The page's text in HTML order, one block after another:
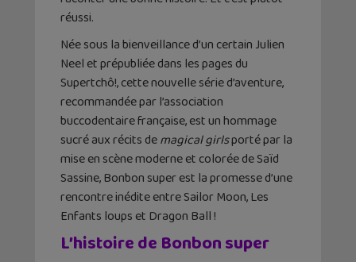
réussi.
Née sous la bienveillance d’un certain Julien
Neel et prépubliée dans les pages du
Supertchô!, cette nouvelle série d’aventure,
recommandée par l’association
buccodentaire française, est un hommage
sucré aux récits demagical girlsporté par la
mise en scène moderne et colorée de Saïd
Sassine, Bonbon super est la promesse d’une
rencontre inédite entre Sailor Moon, Les
Enfants loups et Dragon Ball !
L’histoire de Bonbon super